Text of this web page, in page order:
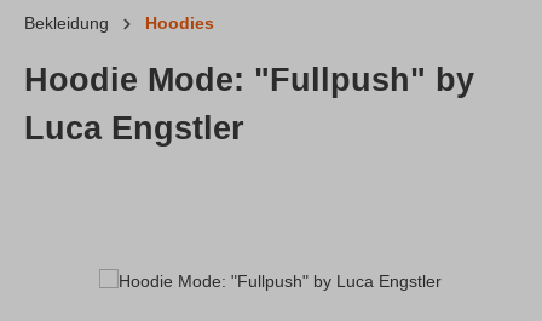
Bekleidung Hoodies
Hoodie Mode: "Fullpush" by
Luca Engstler